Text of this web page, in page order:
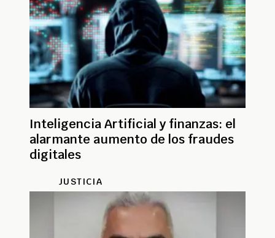
Inteligencia Artificial y finanzas: el
alarmante aumento de los fraudes
digitales
JUSTICIA